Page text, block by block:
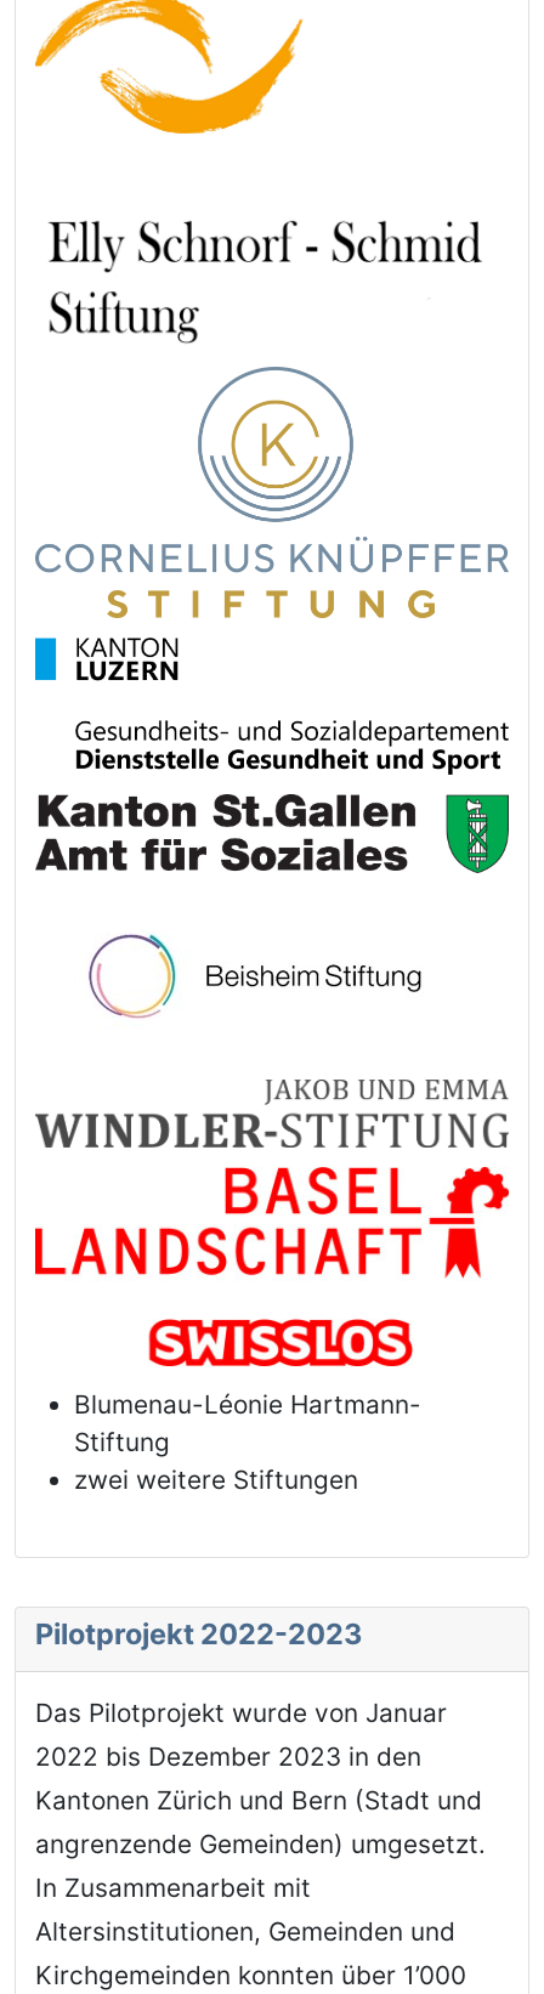
Blumenau-Léonie Hartmann-
Stiftung
zwei weitere Stiftungen
Pilotprojekt 2022-2023
Das Pilotprojekt wurde von Januar
2022 bis Dezember 2023 in den
Kantonen Zürich und Bern (Stadt und
angrenzende Gemeinden) umgesetzt.
In Zusammenarbeit mit
Altersinstitutionen, Gemeinden und
Kirchgemeinden konnten über 1’000